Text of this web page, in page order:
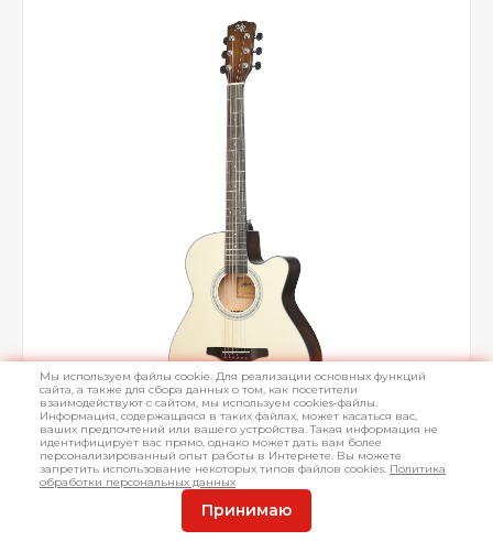
Мы используем файлы cookie. Для реализации основных функций
сайта, а также для сбора данных о том, как посетители
взаимодействуют с сайтом, мы используем cookies-файлы.
Информация, содержащаяся в таких файлах, может касаться вас,
ваших предпочтений или вашего устройства. Такая информация не
идентифицирует вас прямо, однако может дать вам более
персонализированный опыт работы в Интернете. Вы можете
запретить использование некоторых типов файлов cookies. Политика
обработки персональных данных
Принимаю